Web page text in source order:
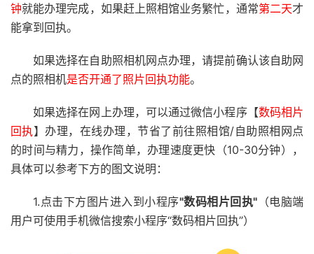
钟就能办理完成，如果赶上照相馆业务繁忙，通常第二天才
能拿到回执。
如果选择在自助照相机网点办理，请提前确认该自助网
点的照相机是否开通了照片回执功能。
如果选择在网上办理，可以通过微信小程序【数码相片
回执】办理，在线办理，节省了前往照相馆/自助照相网点
的时间与精力，操作简单，办理速度更快（10-30分钟），
具体可以参考下方的图文说明：
1.点击下方图片进入到小程序"数码相片回执" （电脑端
用户可使用手机微信搜索小程序“数码相片回执”）